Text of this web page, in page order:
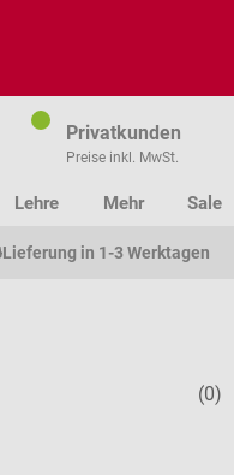
Privatkunden
Preise inkl. MwSt.
Lehre Mehr Sale
Lieferung in 1-3 Werktagen
(0)